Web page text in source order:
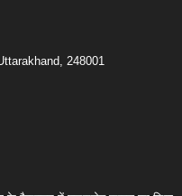
248001